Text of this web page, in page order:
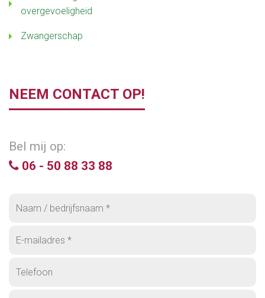
overgevoeligheid
Zwangerschap
NEEM CONTACT OP!
Bel mij op:
06 - 50 88 33 88